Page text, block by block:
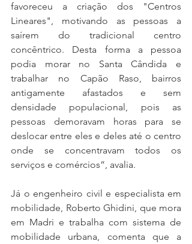
favoreceu a criação dos "Centros
Lineares", motivando as pessoas a
saírem do tradicional centro
concêntrico. Desta forma a pessoa
podia morar no Santa Cândida e
trabalhar no Capão Raso, bairros
antigamente afastados e sem
densidade populacional, pois as
pessoas demoravam horas para se
deslocar entre eles e deles até o centro
onde se concentravam todos os
serviços e comércios”, avalia.
Já o engenheiro civil e especialista em
mobilidade, Roberto Ghidini, que mora
em Madri e trabalha com sistema de
mobilidade urbana, comenta que a